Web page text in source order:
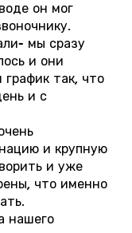
он мог
мы сразу
и они
так, что
и с
и крупную
и уже
что именно
нашего